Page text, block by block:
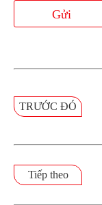
Gửi
TRƯỚC ĐÓ
Tiếp theo